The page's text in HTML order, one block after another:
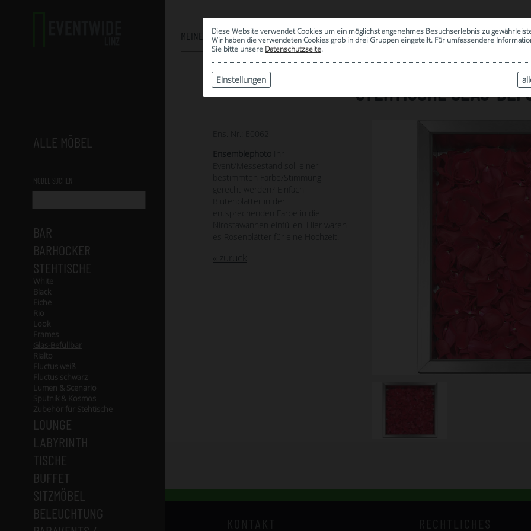
Diese Website verwendet Cookies um ein möglichst angenehmes Besuchserlebnis zu
Wir haben die verwendeten Cookies grob in drei Gruppen eingeteilt. Für umfassendere
Sie bitte unsere Datenschutzseite.
Einstellungen
ALLE MÖBEL
MÖBEL SUCHEN
BAR
BARHOCKER
STEHTISCHE
White
Black
Eiche
Rio
Look
Frames
Glas-Befüllbar
Rialto
Fluctus weiß
Fluctus schwarz
Lumen & Scenario
Sputnik & Kosmos
Zubehör für Stehtische
LOUNGE
LABYRINTH
TISCHE
BUFFET
SITZMÖBEL
BELEUCHTUNG
MEINE AUSWAHL
0
| ARCHIV
STEHTISCHE GLAS-
Ensemblephoto
Event/Messestand soll einer
bestimmten Farbe/Stimmung
gerecht werden? Einfach
Blütenblätter in der
entsprechenden Farbe in die
Nirostawannen einfüllen. Hier waren
es Rosenblätter für eine Hochzeit.
« zurück